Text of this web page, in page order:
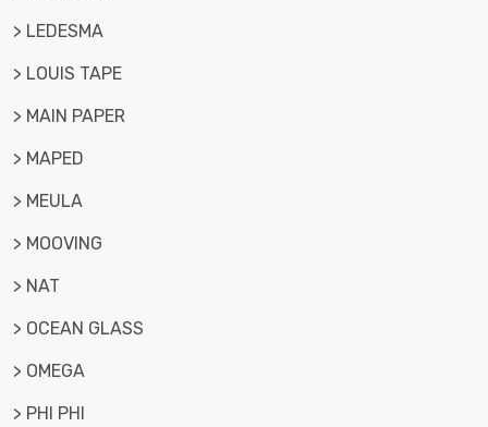
> LEDESMA
> LOUIS TAPE
> MAIN PAPER
> MAPED
> MEULA
> MOOVING
> NAT
> OCEAN GLASS
> OMEGA
> PHI PHI